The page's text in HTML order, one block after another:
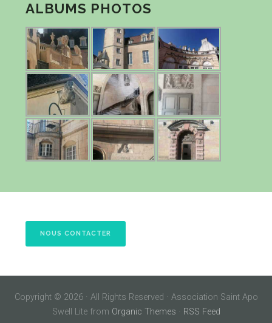
ALBUMS PHOTOS
NOUS CONTACTER
Copyright © 2026 · All Rights Reserved · Association Saint Apo
Swell Lite from Organic Themes · RSS Feed